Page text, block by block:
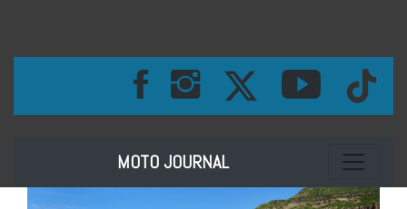
MOTO JOURNAL Toggle